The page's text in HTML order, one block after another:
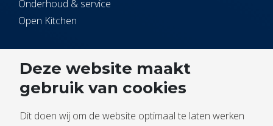
Onderhoud & service
Open Kitchen
Contact
Documentbeheer
Deze website maakt
gebruik van cookies
Dit doen wij om de website optimaal te laten werken